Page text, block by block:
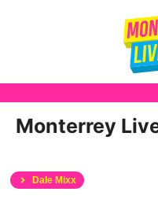
Monterrey
Dale Mixx